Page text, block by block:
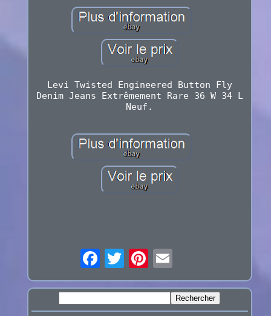
Levi Twisted Engineered Button Fly
Denim Jeans Extrêmement Rare 36 W 34 L
Neuf.